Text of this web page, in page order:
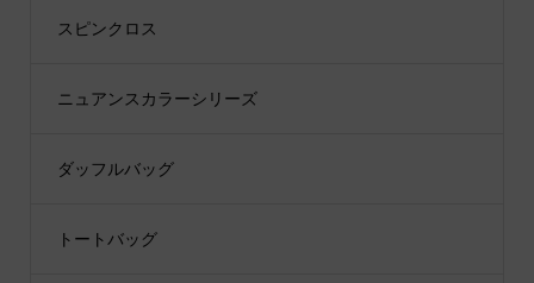
スピンクロス
ニュアンスカラーシリーズ
ダッフルバッグ
トートバッグ